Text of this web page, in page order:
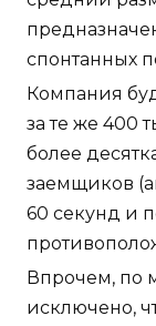
спонтанных
Компания
за те же 400
более
заемщиков
60 секунд и
Впрочем, по
исключено,